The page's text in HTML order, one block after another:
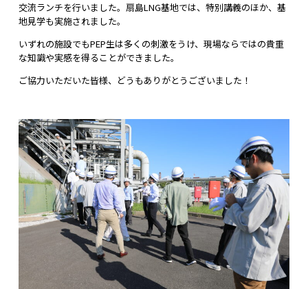
交流ランチを行いました。扇島LNG基地では、特別講義のほか、基
地見学も実施されました。
いずれの施設でもPEP生は多くの刺激をうけ、現場ならではの貴重
な知識や実感を得ることができました。
ご協力いただいた皆様、どうもありがとうございました！